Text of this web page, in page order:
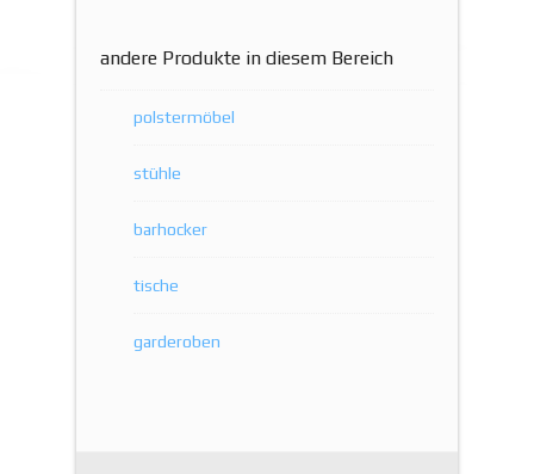
andere Produkte in diesem Bereich
polstermöbel
stühle
barhocker
tische
garderoben